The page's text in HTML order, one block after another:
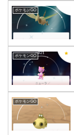
ポケモンGO
ポケモンGO
ポケモンGO